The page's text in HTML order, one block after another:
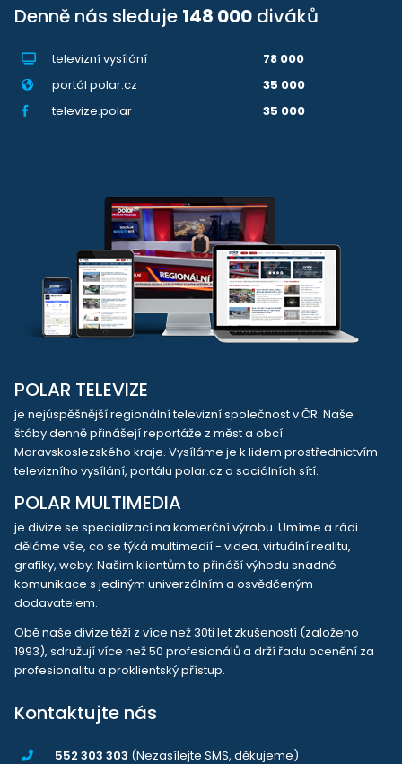
Denně nás sleduje 148 000 diváků
televizní vysílání
78 000
portál polar.cz
35 000
televize.polar
35 000
POLAR TELEVIZE
je nejúspěšnější regionální televizní společnost v ČR. Naše
štáby denně přinášejí reportáže z měst a obcí
Moravskoslezského kraje. Vysíláme je k lidem prostřednictvím
televizního vysílání, portálu polar.cz a sociálních sítí.
POLAR MULTIMEDIA
je divize se specializací na komerční výrobu. Umíme a rádi
děláme vše, co se týká multimedií - videa, virtuální realitu,
grafiky, weby. Našim klientům to přináší výhodu snadné
komunikace s jediným univerzálním a osvědčeným
dodavatelem.
Obě naše divize těží z více než 30ti let zkušeností (založeno
1993), sdružují více než 50 profesionálů a drží řadu ocenění za
profesionalitu a proklientský přístup.
Kontaktujte nás
552 303 303 (Nezasílejte SMS, děkujeme)